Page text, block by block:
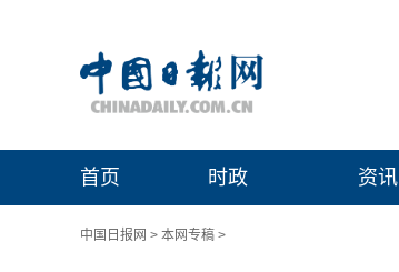
首页 时政 资讯
中国日报网 > 本网专稿 >